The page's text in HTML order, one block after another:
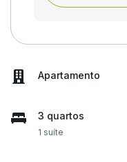
Apartamento
3 quartos
1 suíte